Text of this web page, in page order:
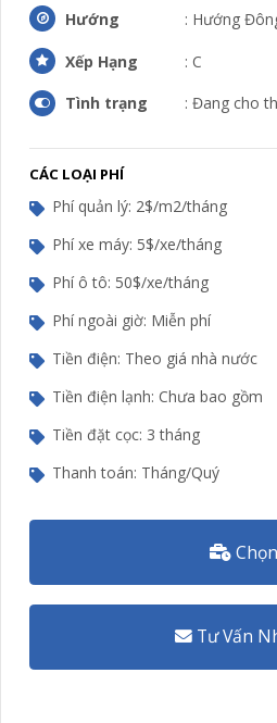
Hướng : Hướng
Xếp Hạng : C
Tình trạng : Đang cho
CÁC LOẠI PHÍ
Phí quản lý: 2$/m2/tháng
Phí xe máy: 5$/xe/tháng
Phí ô tô: 50$/xe/tháng
Phí ngoài giờ: Miễn phí
Tiền điện: Theo giá nhà nước
Tiền điện lạnh: Chưa bao gồm
Tiền đặt cọc: 3 tháng
Thanh toán: Tháng/Quý
Chọn
Tư Vấn